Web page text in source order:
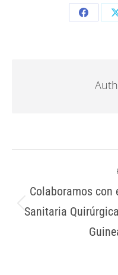
Share
Post
Colaboramos con
Sanitaria